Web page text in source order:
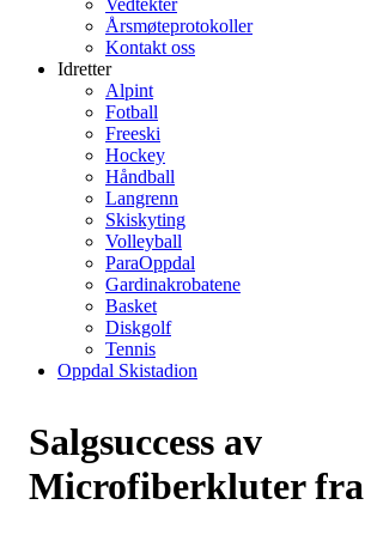
Vedtekter
Årsmøteprotokoller
Kontakt oss
Idretter
Alpint
Fotball
Freeski
Hockey
Håndball
Langrenn
Skiskyting
Volleyball
ParaOppdal
Gardinakrobatene
Basket
Diskgolf
Tennis
Oppdal Skistadion
Salgsuccess av
Microfiberkluter fra